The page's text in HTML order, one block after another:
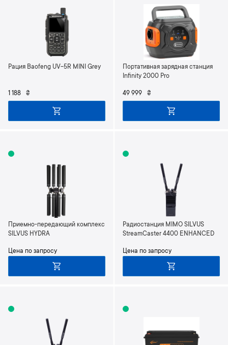
Рация Baofeng UV-5R MINI Grey
1 188 ₴
Портативная зарядная станция
Infinity 2000 Pro
49 999 ₴
Приемно-передающий комплекс
SILVUS HYDRA
Цена по запросу
Радиостанция MIMO SILVUS
StreamCaster 4400 ENHANCED
Цена по запросу